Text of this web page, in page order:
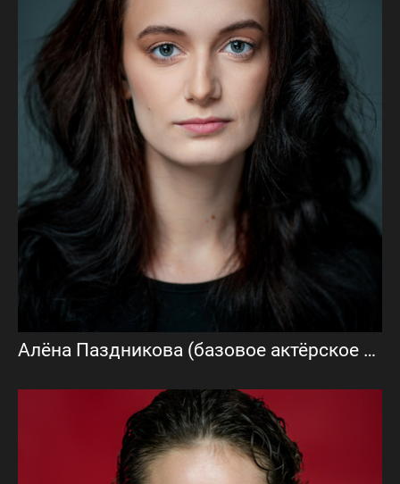
Алёна Паздникова (базовое актёрское портфолио)